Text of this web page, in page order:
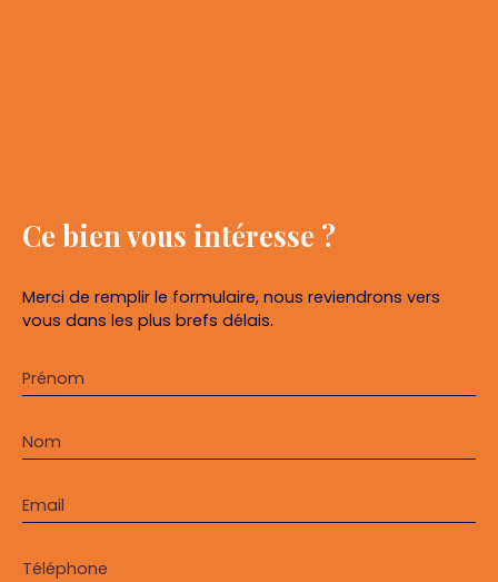
Ce bienvous intéresse ?
Merci de remplir le formulaire, nous reviendrons vers
vous dans les plus brefs délais.
Prénom
Nom
Email
Téléphone